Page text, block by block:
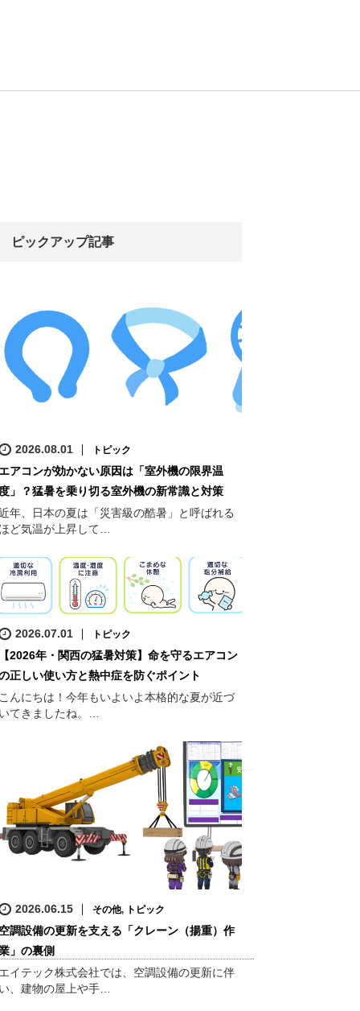
ピックアップ記事
2026.08.01 トピック
アコンが効かない原因は「室外機の限界温
」？猛暑を乗り切る室外機の新常識と対策
年、日本の夏は「災害級の酷暑」と呼ばれる
ど気温が上昇して…
2026.07.01 トピック
2026年・関西の猛暑対策】命を守るエアコン
正しい使い方と熱中症を防ぐポイント
んにちは！今年もいよいよ本格的な夏が近づ
てきましたね。…
2026.06.15 その他, トピック
調設備の更新を支える「クレーン（揚重）作
」の裏側
イテック株式会社では、空調設備の更新に伴
、建物の屋上や手…